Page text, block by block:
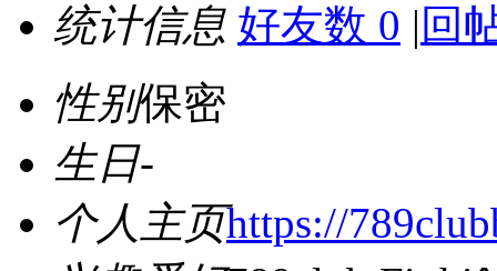
统计信息 好友数 0 | 回
性别保密
生日-
个人主页https://